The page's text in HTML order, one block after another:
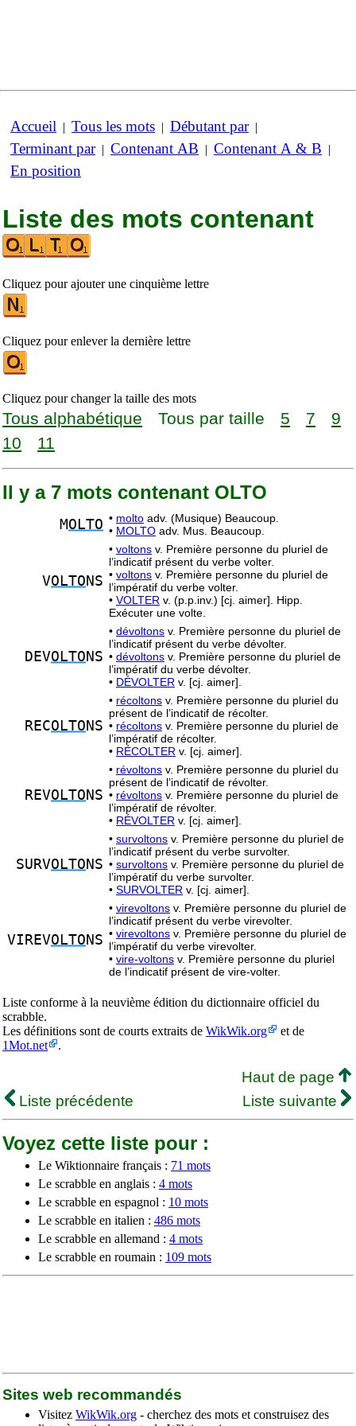
Accueil | Tous les mots | Débutant par|
Terminant par| Contenant AB | Contenant A & B |
En position
Liste des mots contenant
Cliquez pour ajouter une cinquième lettre
Cliquez pour enlever la dernière lettre
Cliquez pour changer la taille des mots
Tous alphabétique Tous par taille 5 7
9
10
11
Il y a 7 mots contenant OLTO
MOLTO • molto adv. (Musique) Beaucoup.
• MOLTO adv. Mus. Beaucoup.
VOLTO NS
• voltons v. Première personne du pluriel de
l’indicatif présent du verbe volter.
• voltons v. Première personne du pluriel de
l’impératif du verbe volter.
• VOLTER v. (p.p.inv.) [cj. aimer]. Hipp.
Exécuter une volte.
DEVOLTO NS
• dévoltons v. Première personne du pluriel de
l’indicatif présent du verbe dévolter.
• dévoltons v. Première personne du pluriel de
l’impératif du verbe dévolter.
• DÉVOLTER v. [cj. aimer].
RECOLTO NS
• récoltons v. Première personne du pluriel du
présent de l’indicatif de récolter.
• récoltons v. Première personne du pluriel de
l’impératif de récolter.
• RÉCOLTER v. [cj. aimer].
REVOLTO NS
• révoltons v. Première personne du pluriel du
présent de l’indicatif de révolter.
• révoltons v. Première personne du pluriel de
l’impératif de révolter.
• RÉVOLTER v. [cj. aimer].
SURVOLTO NS
• survoltons v. Première personne du pluriel de
l’indicatif présent du verbe survolter.
• survoltons v. Première personne du pluriel de
l’impératif du verbe survolter.
• SURVOLTER v. [cj. aimer].
VIREVOLTO NS
• virevoltons v. Première personne du pluriel de
l’indicatif présent du verbe virevolter.
• virevoltons v. Première personne du pluriel de
l’impératif du verbe virevolter.
• vire-voltons v. Première personne du pluriel
de l’indicatif présent de vire-volter.
Liste conforme à la neuvième édition du dictionnaire officiel du
scrabble.
Les définitions sont de courts extraits de WikWik.org
et de
1Mot.net
.
Haut de page
Liste précédente
Liste suivante
Voyez cette liste pour :
Le Wiktionnaire français : 71 mots
Le scrabble en anglais : 4 mots
Le scrabble en espagnol : 10 mots
Le scrabble en italien : 486 mots
Le scrabble en allemand : 4 mots
Le scrabble en roumain : 109 mots
Sites web recommandés
Visitez WikWik.org - cherchez des mots et construisez des